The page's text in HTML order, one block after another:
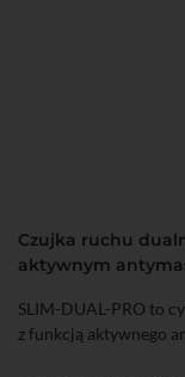
Czujka ruchu
aktywnym
SLIM-DUAL-PRO to
z funkcją aktywnego